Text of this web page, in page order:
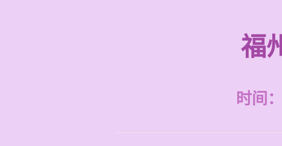
福
时间